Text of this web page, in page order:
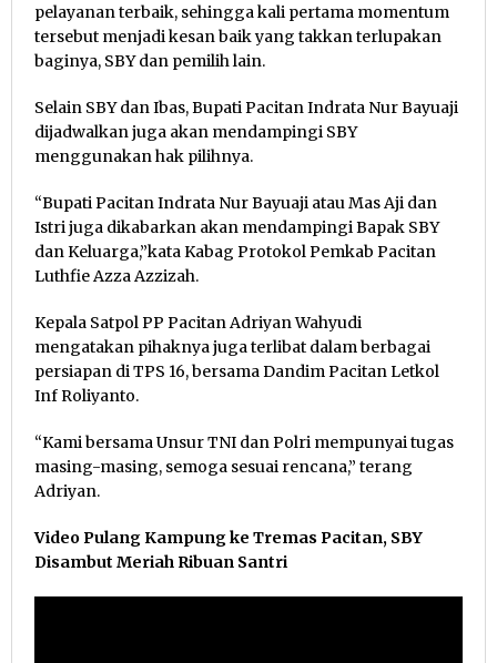
pelayanan terbaik, sehingga kali pertama momentum
tersebut menjadi kesan baik yang takkan terlupakan
baginya, SBY dan pemilih lain.
Selain SBY dan Ibas, Bupati Pacitan Indrata Nur Bayuaji
dijadwalkan juga akan mendampingi SBY
menggunakan hak pilihnya.
“Bupati Pacitan Indrata Nur Bayuaji atau Mas Aji dan
Istri juga dikabarkan akan mendampingi Bapak SBY
dan Keluarga,”kata Kabag Protokol Pemkab Pacitan
Luthfie Azza Azzizah.
Kepala Satpol PP Pacitan Adriyan Wahyudi
mengatakan pihaknya juga terlibat dalam berbagai
persiapan di TPS 16, bersama Dandim Pacitan Letkol
Inf Roliyanto.
“Kami bersama Unsur TNI dan Polri mempunyai tugas
masing-masing, semoga sesuai rencana,” terang
Adriyan.
Video Pulang Kampung ke Tremas Pacitan, SBY
Disambut Meriah Ribuan Santri